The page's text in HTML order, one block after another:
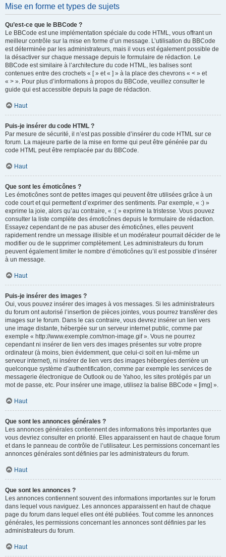
Mise en forme et types de sujets
Qu’est-ce que le BBCode ?
Le BBCode est une implémentation spéciale du code HTML, vous offrant un
meilleur contrôle sur la mise en forme d’un message. L’utilisation du BBCode
est déterminée par les administrateurs, mais il vous est également possible de
la désactiver sur chaque message depuis le formulaire de rédaction. Le
BBCode est similaire à l’architecture du code HTML, les balises sont
contenues entre des crochets « [ » et « ] » à la place des chevrons « < » et
« > ». Pour plus d’informations à propos du BBCode, veuillez consulter le
guide qui est accessible depuis la page de rédaction.
Haut
Puis-je insérer du code HTML ?
Par mesure de sécurité, il n’est pas possible d’insérer du code HTML sur ce
forum. La majeure partie de la mise en forme qui peut être générée par du
code HTML peut être remplacée par du BBCode.
Haut
Que sont les émoticônes ?
Les émoticônes sont de petites images qui peuvent être utilisées grâce à un
code court et qui permettent d’exprimer des sentiments. Par exemple, « :) »
exprime la joie, alors qu’au contraire, « :( » exprime la tristesse. Vous pouvez
consulter la liste complète des émoticônes depuis le formulaire de rédaction.
Essayez cependant de ne pas abuser des émoticônes, elles peuvent
rapidement rendre un message illisible et un modérateur pourrait décider de le
modifier ou de le supprimer complètement. Les administrateurs du forum
peuvent également limiter le nombre d’émoticônes qu’il est possible d’insérer
à un message.
Haut
Puis-je insérer des images ?
Oui, vous pouvez insérer des images à vos messages. Si les administrateurs
du forum ont autorisé l’insertion de pièces jointes, vous pourrez transférer des
images sur le forum. Dans le cas contraire, vous devrez insérer un lien vers
une image distante, hébergée sur un serveur internet public, comme par
exemple « http://www.exemple.com/mon-image.gif ». Vous ne pourrez
cependant ni insérer de lien vers des images présentes sur votre propre
ordinateur (à moins, bien évidemment, que celui-ci soit en lui-même un
serveur internet), ni insérer de lien vers des images hébergées derrière un
quelconque système d’authentification, comme par exemple les services de
messagerie électronique de Outlook ou de Yahoo, les sites protégés par un
mot de passe, etc. Pour insérer une image, utilisez la balise BBCode « [img] ».
Haut
Que sont les annonces générales ?
Les annonces générales contiennent des informations très importantes que
vous devriez consulter en priorité. Elles apparaissent en haut de chaque forum
et dans le panneau de contrôle de l’utilisateur. Les permissions concernant les
annonces générales sont définies par les administrateurs du forum.
Haut
Que sont les annonces ?
Les annonces contiennent souvent des informations importantes sur le forum
dans lequel vous naviguez. Les annonces apparaissent en haut de chaque
page du forum dans lequel elles ont été publiées. Tout comme les annonces
générales, les permissions concernant les annonces sont définies par les
administrateurs du forum.
Haut